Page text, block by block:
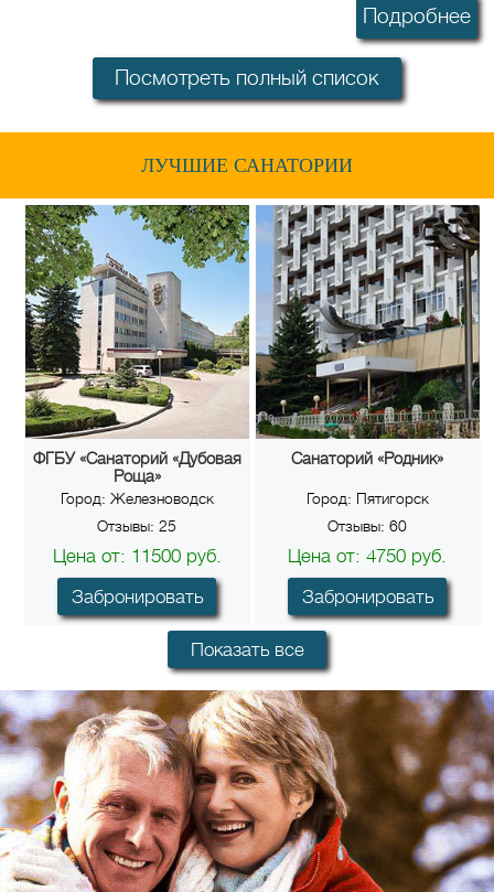
Подробнее
Посмотреть полный список
ЛУЧШИЕ САНАТОРИИ
ФГБУ «Санаторий «Дубовая
Роща»
Город: Железноводск
Отзывы:25
Цена от: 11500руб.
Забронировать
Санаторий «Родник»
Город: Пятигорск
Отзывы:60
Цена от:4750 руб.
Забронировать
Санаторий «Виктория» ФГБУ санаторий «Россия»
Показать все